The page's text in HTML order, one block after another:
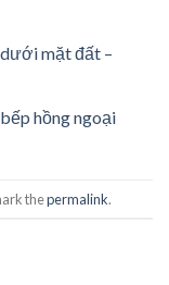
mặt đất –
hồng ngoại
thepermalink.